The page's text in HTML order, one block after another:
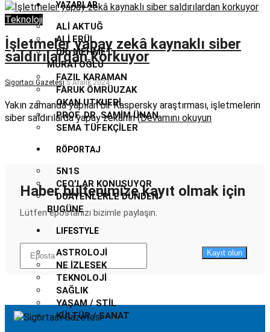
YAZARLAR
ALI AKTUĞ
ALI ERÜL
DR. MEHMET
MURATOĞLU
FAZIL KARAMAN
FARUK ÖMRÜUZAK
OKAN UTKUERI
PROF. DR. SAMIM ÜNAN
SEMA TÜFEKÇILER
RÖPORTAJ
5N1S
CEO’LAR KONUŞUYOR
DUAYENLERLE DÜNDEN
BUGÜNE
LIFESTYLE
ASTROLOJI
NE İZLESEK
TEKNOLOJI
SAĞLIK
YAŞAM / STIL
KÜLTÜR / SANAT
Teknoloji
İşletmeler yapay zekâ kaynaklı siber
saldırılardan korkuyor
Sigortacı Gazetesi 5 Aralık 2024
Yakın zamanda yapılan bir Kaspersky araştırması, işletmelerin
siber saldırılarda yapay zekânın (Devamını okuyun
Haber bültenimize kayıt olmak için
Lütfen epostanızı bizimle paylaşın.
Kayıt olun